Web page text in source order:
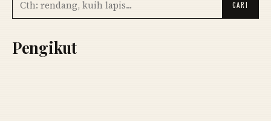
Pengikut